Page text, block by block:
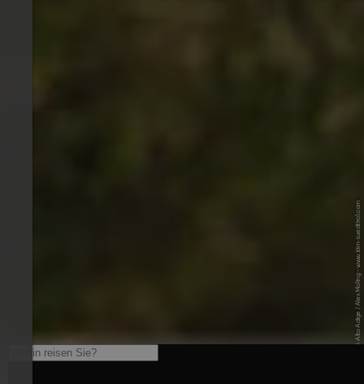
© IDM Südtirol-Alto Adige / Alex Moling - www.idm-suedtirol.com